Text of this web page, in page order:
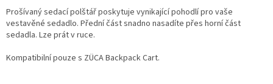
Prošívaný sedací polštář poskytuje vynikající pohodlí pro vaše
vestavěné sedadlo. Přední část snadno nasadíte přes horní část
sedadla. Lze prát v ruce.
Kompatibilní pouze s ZÜCA Backpack Cart.